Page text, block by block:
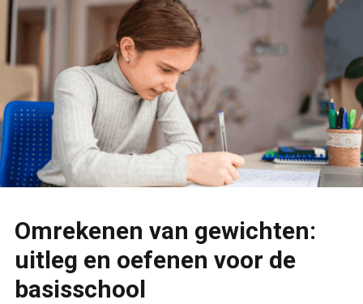
Omrekenen van gewichten:
uitleg en oefenen voor de
basisschool